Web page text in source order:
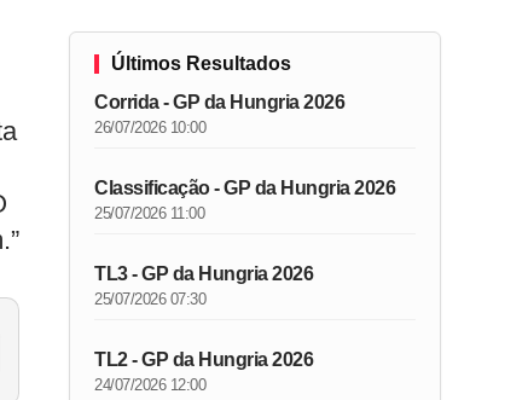
Últimos Resultados
Corrida - GP da Hungria 2026
26/07/2026 10:00
Classificação - GP da Hungria 2026
25/07/2026 11:00
TL3 - GP da Hungria 2026
25/07/2026 07:30
TL2 - GP da Hungria 2026
24/07/2026 12:00